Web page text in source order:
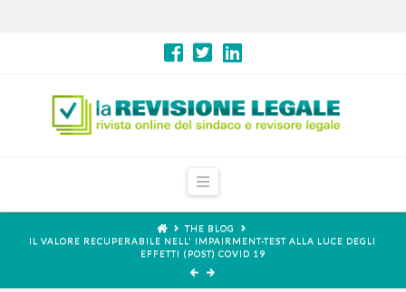
Navigation
THE BLOG
IL VALORE RECUPERABILE NELL' IMPAIRMENT-TEST ALLA LUCE DEGLI
EFFETTI (POST) COVID 19